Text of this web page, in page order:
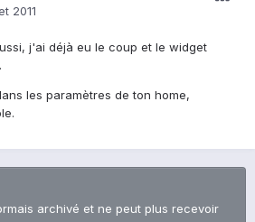
2011
j'ai déjà eu le coup et le widget
les paramètres de ton home,
archivé et ne peut plus recevoir